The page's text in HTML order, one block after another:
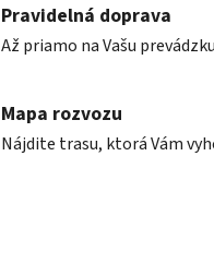
Pravidelná doprava
Až priamo na Vašu prevádzku
Mapa rozvozu
Nájdite trasu, ktorá Vám